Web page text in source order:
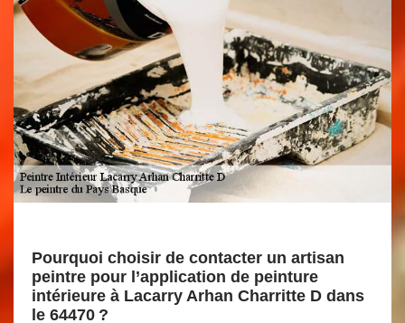
Pourquoi choisir de contacter un artisan
peintre pour l’application de peinture
intérieure à Lacarry Arhan Charritte D dans
le 64470 ?